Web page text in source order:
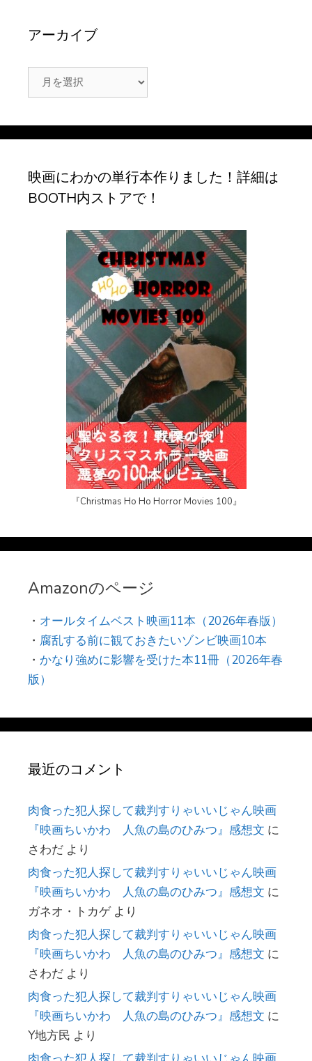
アーカイブ
ー
映画にわかの単行本作りました！詳細は
BOOTH内ストアで！
『Christmas Ho Ho Horror Movies 100』
Amazonのページ
・ オールタイムベスト映画11本（2026年春版）
・ 腐乱する前に観ておきたいゾンビ映画10本
・ かなり強めに影響を受けた本11冊（2026年春
版）
最近のコメント
肉食った犯人探して裁判すりゃいいじゃん映画
『映画ちいかわ 人魚の島のひみつ』感想文 に
さわだ より
肉食った犯人探して裁判すりゃいいじゃん映画
『映画ちいかわ 人魚の島のひみつ』感想文 に
ガネオ・トカゲより
肉食った犯人探して裁判すりゃいいじゃん映画
『映画ちいかわ 人魚の島のひみつ』感想文 に
さわだ より
肉食った犯人探して裁判すりゃいいじゃん映画
『映画ちいかわ 人魚の島のひみつ』感想文 に
Y地方民 より